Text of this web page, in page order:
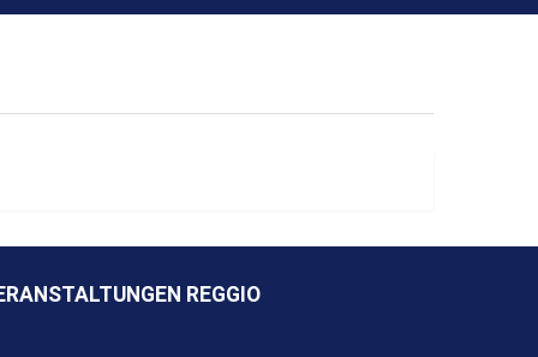
REGGIO